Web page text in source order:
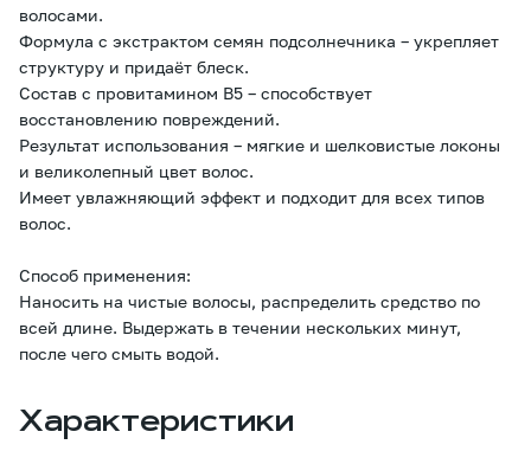
волосами.
Формула с экстрактом семян подсолнечника – укрепляет
структуру и придаёт блеск.
Состав с провитамином B5 – способствует
восстановлению повреждений.
Результат использования – мягкие и шелковистые локоны
и великолепный цвет волос.
Имеет увлажняющий эффект и подходит для всех типов
волос.
Способ применения:
Наносить на чистые волосы, распределить средство по
всей длине. Выдержать в течении нескольких минут,
после чего смыть водой.
Характеристики